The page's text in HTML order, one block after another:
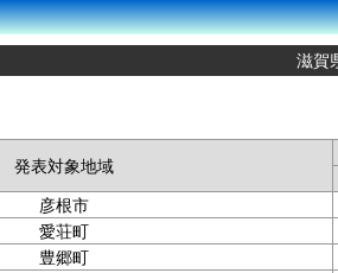
滋賀
発表対象地域
彦根市
愛荘町
豊郷町